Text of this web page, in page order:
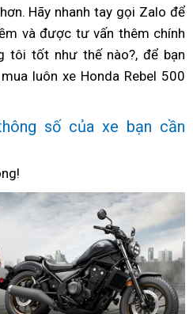
500
500
2023
giá
mềm
quá
500
giá
mềm
quá
xe
thể
cho
500
Hãy nhanh tay bảo
hành
ở
đâu
gọi Zalo để
và được tư vấn thêm giá
rẻ
kinh
rebel
chính
tôi tốt như thế nào?, giá
rẻ
hoàng
rebel
để bạn
giá
mua luôn chống
nước
xe Honda Rebel 500
số của giá
xe bạn cần